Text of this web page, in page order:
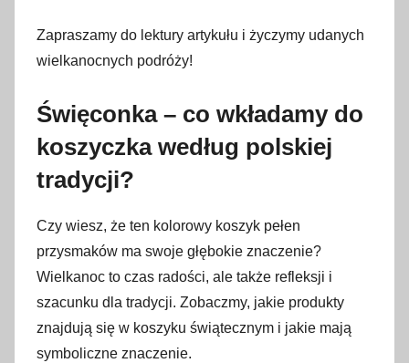
n
2
0
2
3
Zapraszamy do lektury artykułu i życzymy udanych
wielkanocnych podróży!
Święconka – co wkładamy do
koszyczka według polskiej
tradycji?
Czy wiesz, że ten kolorowy koszyk pełen
przysmaków ma swoje głębokie znaczenie?
Wielkanoc to czas radości, ale także refleksji i
szacunku dla tradycji. Zobaczmy, jakie produkty
znajdują się w koszyku świątecznym i jakie mają
symboliczne znaczenie.